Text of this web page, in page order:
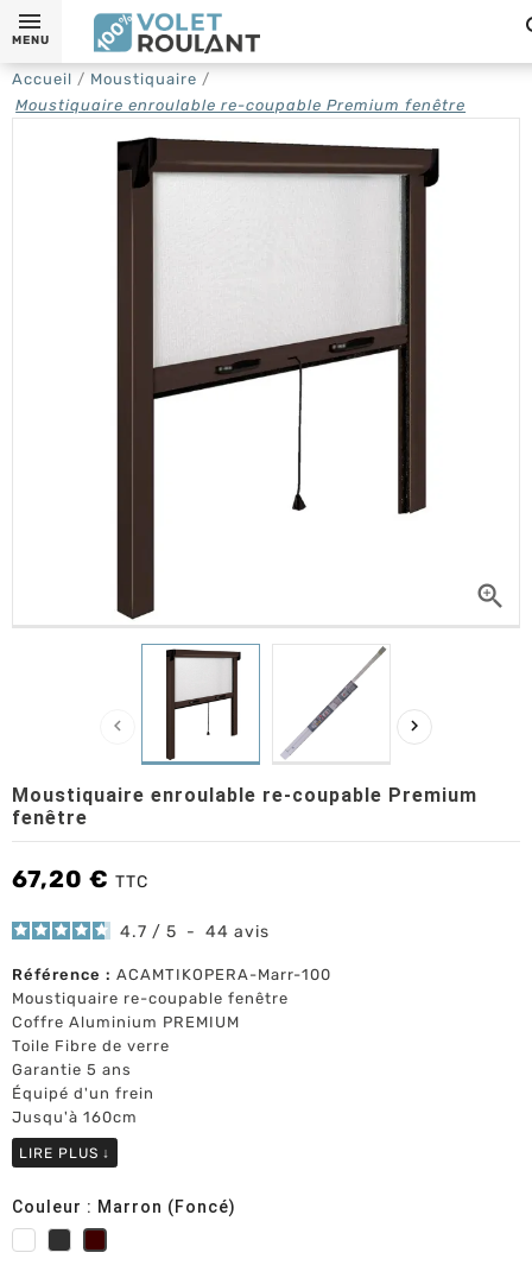
MENU
Accueil
Moustiquaire
Moustiquaire enroulable re-coupable Premium fenêtre

 
Moustiquaire enroulable re-coupable Premium
fenêtre
67,20 € TTC
4.7 / 5 - 44 avis
Référence : ACAMTIKOPERA-Marr-100
Moustiquaire re-coupable fenêtre
Coffre Aluminium PREMIUM
Toile Fibre de verre
Garantie 5 ans
Équipé d'un frein
Jusqu'à 160cm
LIRE PLUS ↓
Couleur : Marron (Foncé)
BlancAnthracite RAL7016